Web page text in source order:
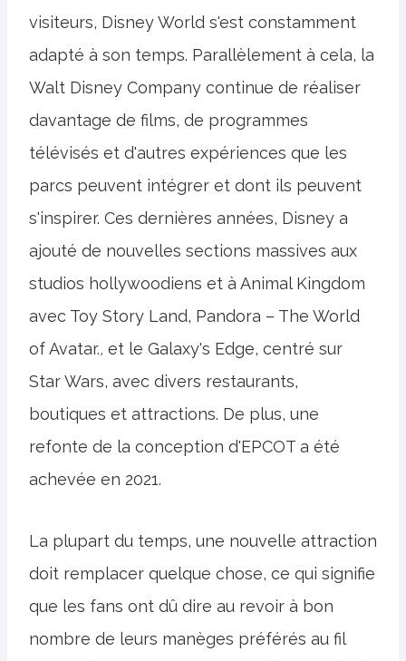
visiteurs, Disney World s'est constamment
adapté à son temps. Parallèlement à cela, la
Walt Disney Company continue de réaliser
davantage de films, de programmes
télévisés et d'autres expériences que les
parcs peuvent intégrer et dont ils peuvent
s'inspirer. Ces dernières années, Disney a
ajouté de nouvelles sections massives aux
studios hollywoodiens et à Animal Kingdom
avec Toy Story Land, Pandora – The World
of Avatar., et le Galaxy's Edge, centré sur
Star Wars, avec divers restaurants,
boutiques et attractions. De plus, une
refonte de la conception d'EPCOT a été
achevée en 2021.
La plupart du temps, une nouvelle attraction
doit remplacer quelque chose, ce qui signifie
que les fans ont dû dire au revoir à bon
nombre de leurs manèges préférés au fil